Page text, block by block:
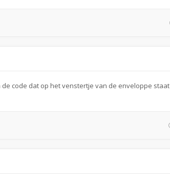
code dat op het venstertje van de enveloppe